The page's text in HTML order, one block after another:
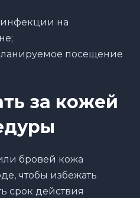
инфекции на
посещение
за кожей
бровей кожа
чтобы избежать
срок действия